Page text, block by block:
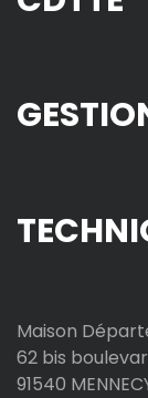
Maison
62 bis
91540